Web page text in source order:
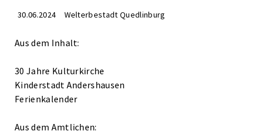
30.06.2024 Welterbestadt Quedlinburg
Aus dem Inhalt:
30 Jahre Kulturkirche
Kinderstadt Andershausen
Ferienkalender
Aus dem Amtlichen: